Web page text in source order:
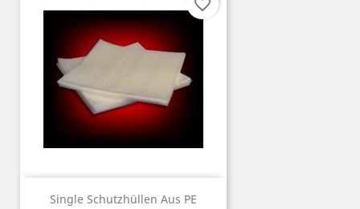
Single Schutzhüllen Aus PE
favorite_border